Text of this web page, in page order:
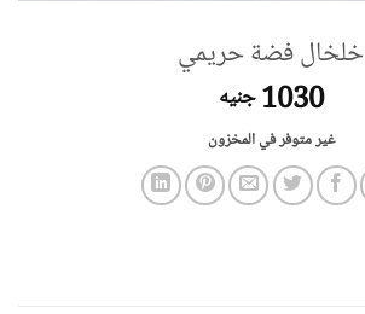
خلخال فضة حريمي
1030 جنيه
غير متوفر في المخزون